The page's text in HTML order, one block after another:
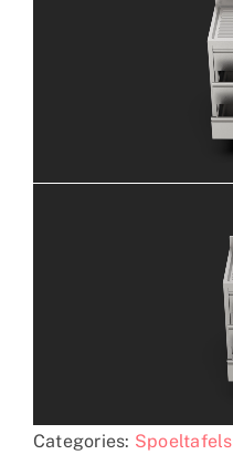
Categories: Spoeltafels